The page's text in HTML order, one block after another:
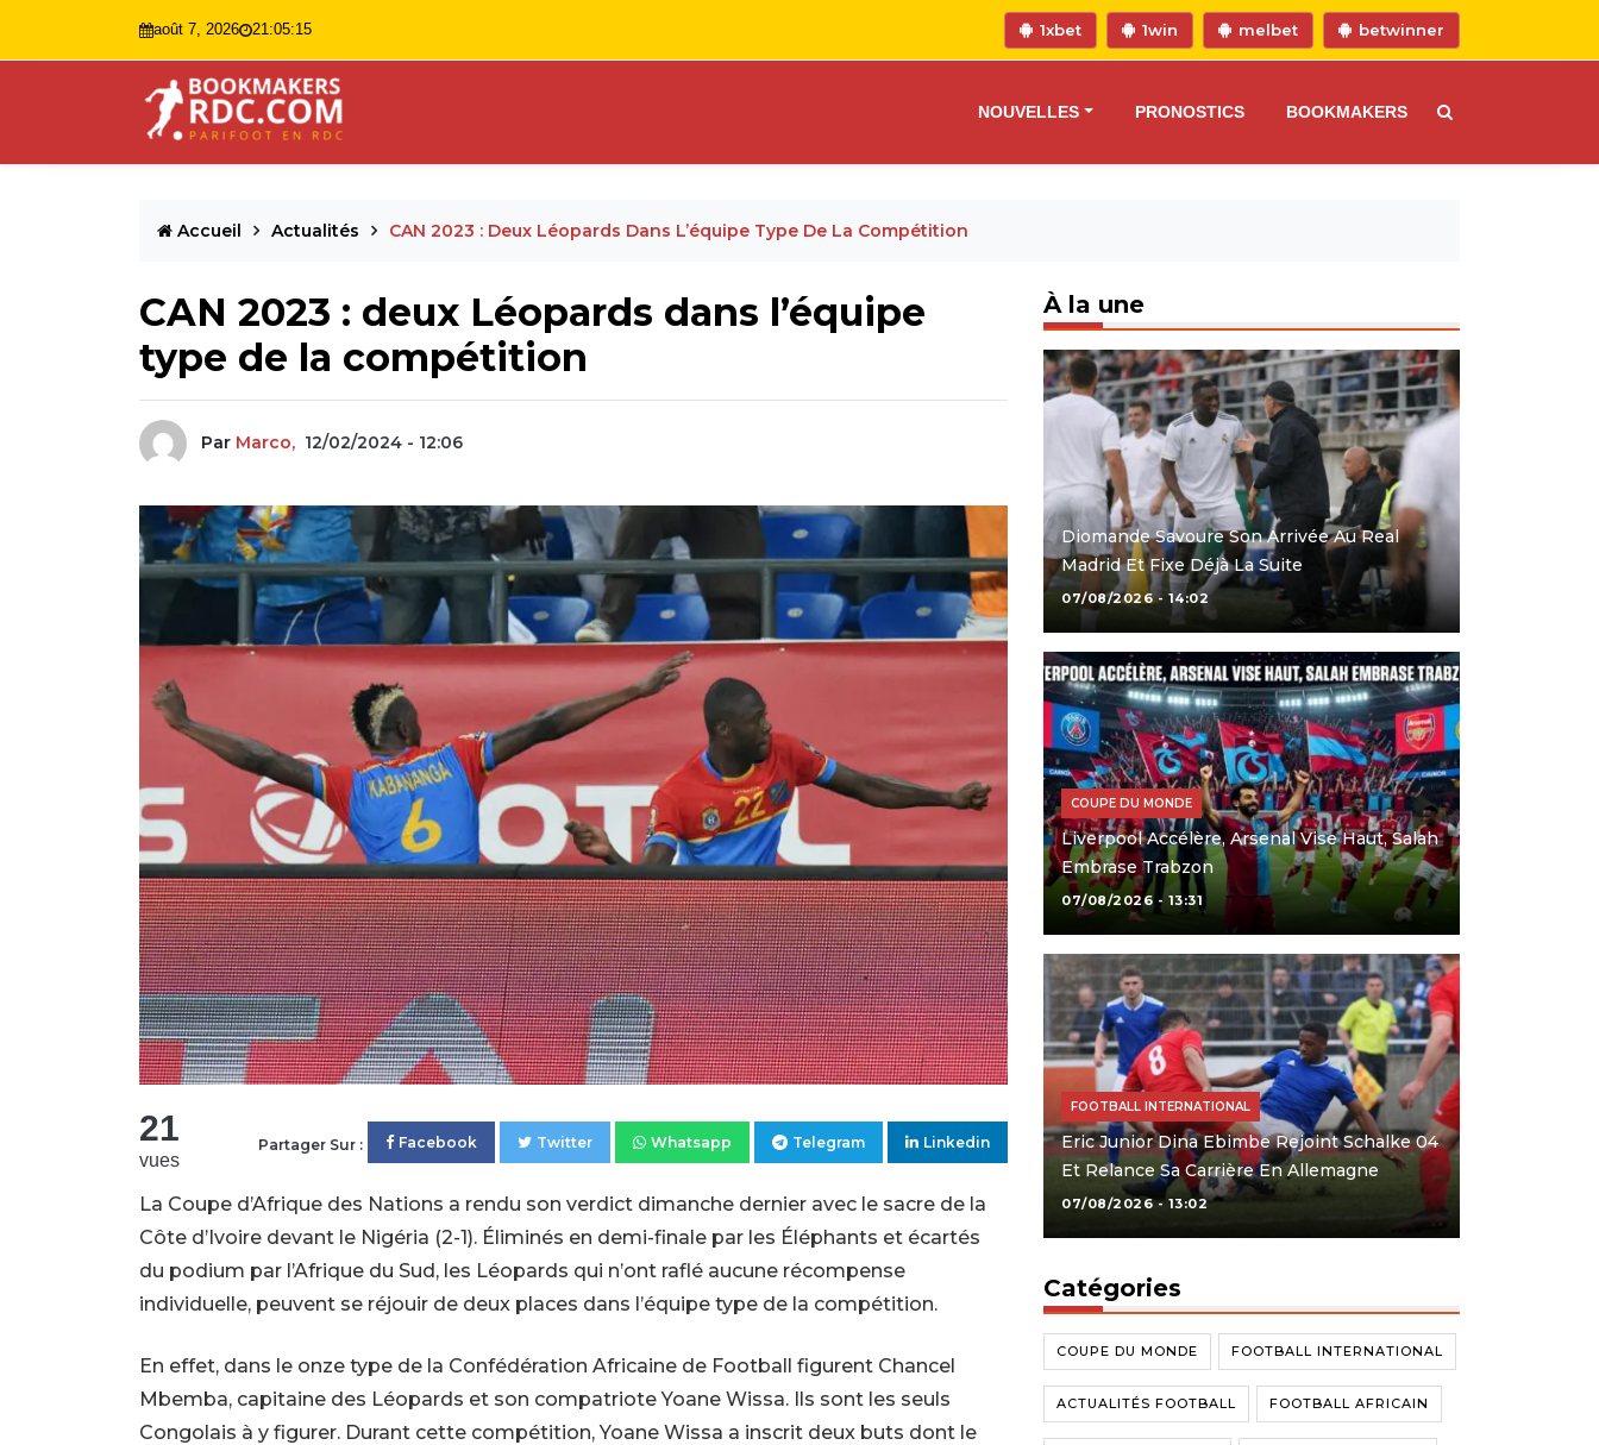
août 7, 2026 21:05:16 1xbet 1win melbet betwinner
NOUVELLES PRONOSTICS BOOKMAKERS
Accueil Actualités CAN 2023 : Deux Léopards Dans L’équipe Type De La Compétition
CAN 2023 : deux Léopards dans l’équipe
type de la compétition
Par Marco, 12/02/2024 - 12:06
21
vues
Partager Sur : Facebook Twitter Whatsapp Telegram Linkedin
La Coupe d’Afrique des Nations a rendu son verdict dimanche dernier avec le sacre de la
Côte d’Ivoire devant le Nigéria (2-1). Éliminés en demi-finale par les Éléphants et écartés
du podium par l’Afrique du Sud, les Léopards qui n’ont raflé aucune récompense
individuelle, peuvent se réjouir de deux places dans l’équipe type de la compétition.
En effet, dans le onze type de la Confédération Africaine de Football figurent Chancel
Mbemba, capitaine des Léopards et son compatriote Yoane Wissa. Ils sont les seuls
Congolais à y figurer. Durant cette compétition, Yoane Wissa a inscrit deux buts dont le
À la une
Diomande Savoure Son Arrivée Au Real
Madrid Et Fixe Déjà La Suite
07/08/2026 - 14:02
COUPE DU MONDE
Liverpool Accélère, Arsenal Vise Haut, Salah
Embrase Trabzon
07/08/2026 - 13:31
FOOTBALL INTERNATIONAL
Eric Junior Dina Ebimbe Rejoint Schalke 04
Et Relance Sa Carrière En Allemagne
07/08/2026 - 13:02
Catégories
COUPE DU MONDE FOOTBALL INTERNATIONAL
ACTUALITÉS FOOTBALL FOOTBALL AFRICAIN